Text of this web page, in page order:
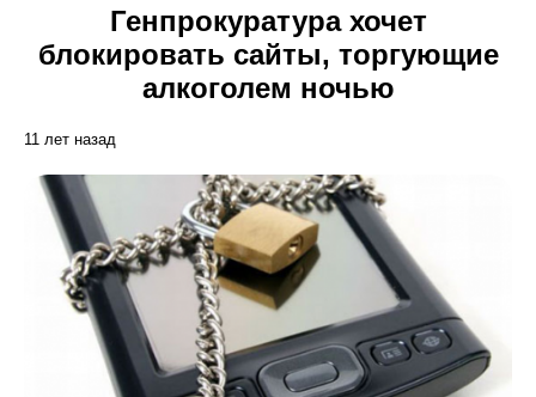
Генпрокуратура хочет
блокировать сайты, торгующие
алкоголем ночью
11 лет назад